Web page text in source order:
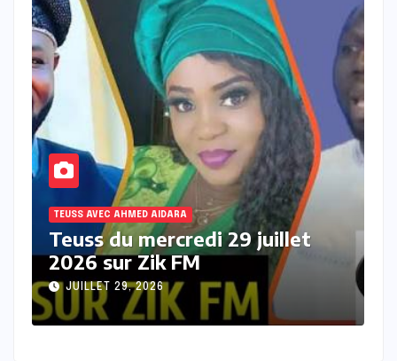
TEUSS AVEC AHMED AIDARA
Teuss du mardi 28 Juillet 2026
sur Zik FM
JUILLET 28, 2026